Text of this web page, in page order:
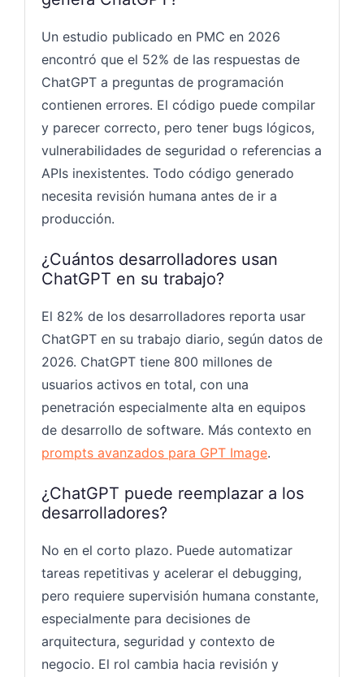
Un estudio publicado en PMC en 2026
encontró que el 52% de las respuestas de
ChatGPT a preguntas de programación
contienen errores. El código puede compilar
y parecer correcto, pero tener bugs lógicos,
vulnerabilidades de seguridad o referencias a
APIs inexistentes. Todo código generado
necesita revisión humana antes de ir a
producción.
¿Cuántos desarrolladores usan
ChatGPT en su trabajo?
El 82% de los desarrolladores reporta usar
ChatGPT en su trabajo diario, según datos de
2026. ChatGPT tiene 800 millones de
usuarios activos en total, con una
penetración especialmente alta en equipos
de desarrollo de software. Más contexto en
prompts avanzados para GPT Image.
¿ChatGPT puede reemplazar a los
desarrolladores?
No en el corto plazo. Puede automatizar
tareas repetitivas y acelerar el debugging,
pero requiere supervisión humana constante,
especialmente para decisiones de
arquitectura, seguridad y contexto de
negocio. El rol cambia hacia revisión y